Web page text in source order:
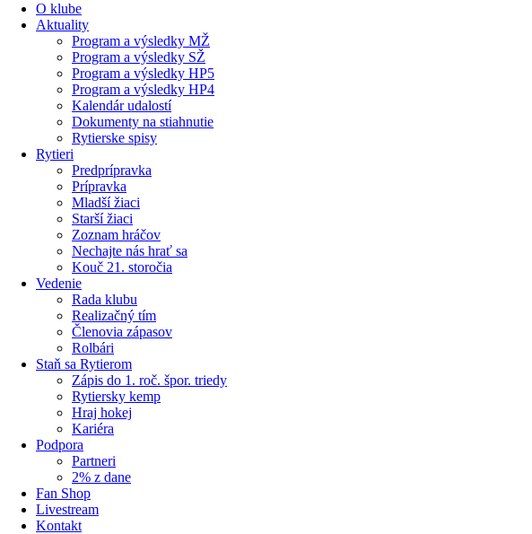
O klube
Aktuality
Program a výsledky MŽ
Program a výsledky SŽ
Program a výsledky HP5
Program a výsledky HP4
Kalendár udalostí
Dokumenty na stiahnutie
Rytierske spisy
Rytieri
Predprípravka
Prípravka
Mladší žiaci
Starší žiaci
Zoznam hráčov
Nechajte nás hrať sa
Kouč 21. storočia
Vedenie
Rada klubu
Realizačný tím
Členovia zápasov
Rolbári
Staň sa Rytierom
Zápis do 1. roč. špor. triedy
Rytiersky kemp
Hraj hokej
Kariéra
Podpora
Partneri
2% z dane
Fan Shop
Livestream
Kontakt